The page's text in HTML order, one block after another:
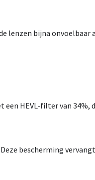
lenzen bijna onvoelbaar
een HEVL-filter van 34%,
bescherming